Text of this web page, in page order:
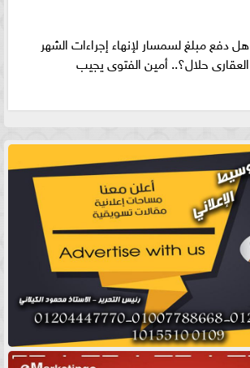
هل دفع مبلغ لسمسار لإنهاء إجراءات الشهر
العقارى حلال؟.. أمين الفتوى يجيب